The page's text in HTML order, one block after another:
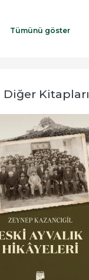
Tümünü göster
Diğer Kitapları